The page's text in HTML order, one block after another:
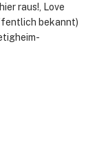
raus!, Love
bekannt)